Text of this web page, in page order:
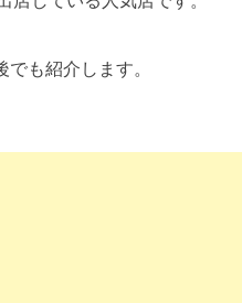
も紹介します。